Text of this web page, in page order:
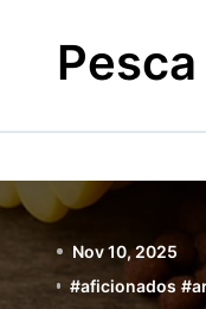
contentPesca
Nov 10, 2025
#aficionados #